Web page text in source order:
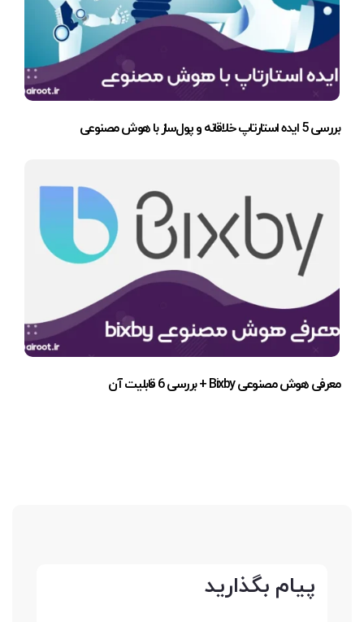
بررسی 5 ایده استارتاپ خلاقانه و پول‌ساز با هوش مصنوعی
معرفی هوش مصنوعی Bixby + بررسی 6 قابلیت آن
پیام بگذارید